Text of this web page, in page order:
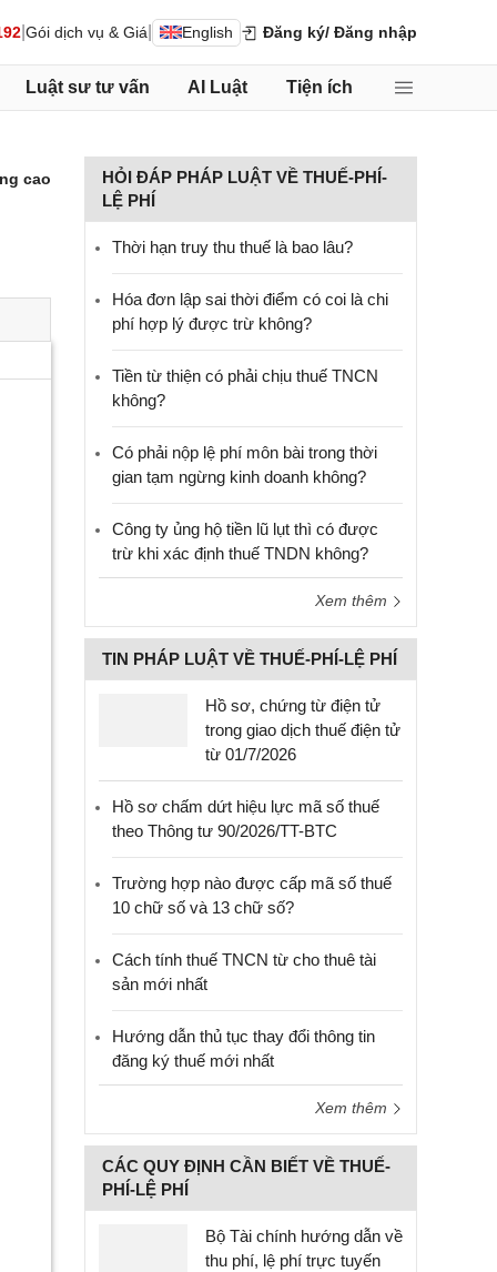
Gói dịch vụ & Giá English Đăng ký/ Đăng nhập
Luật sư tư vấn AI Luật Tiện ích
cao
HỎI ĐÁP PHÁP LUẬT VỀ THUẾ-PHÍ-
LỆ PHÍ
Thời hạn truy thu thuế là bao lâu?
Hóa đơn lập sai thời điểm có coi là chi
phí hợp lý được trừ không?
Tiền từ thiện có phải chịu thuế TNCN
không?
Có phải nộp lệ phí môn bài trong thời
gian tạm ngừng kinh doanh không?
Công ty ủng hộ tiền lũ lụt thì có được
trừ khi xác định thuế TNDN không?
Xem thêm
TIN PHÁP LUẬT VỀ THUẾ-PHÍ-LỆ PHÍ
Hồ sơ, chứng từ điện tử
trong giao dịch thuế điện tử
từ 01/7/2026
Hồ sơ chấm dứt hiệu lực mã số thuế
theo Thông tư 90/2026/TT-BTC
Trường hợp nào được cấp mã số thuế
10 chữ số và 13 chữ số?
Cách tính thuế TNCN từ cho thuê tài
sản mới nhất
Hướng dẫn thủ tục thay đổi thông tin
đăng ký thuế mới nhất
Xem thêm
CÁC QUY ĐỊNH CẦN BIẾT VỀ THUẾ-
PHÍ-LỆ PHÍ
Bộ Tài chính hướng dẫn về
thu phí, lệ phí trực tuyến